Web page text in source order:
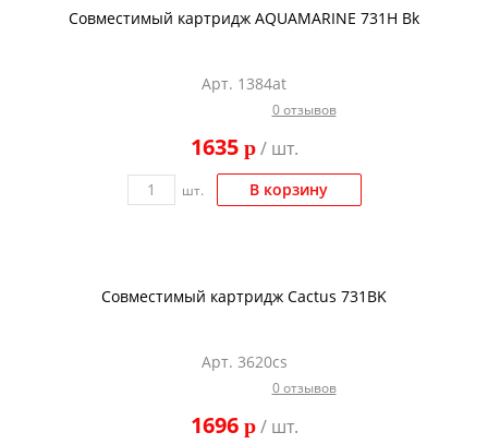
Совместимый картридж AQUAMARINE 731H Bk
Арт. 1384at
0 отзывов
1635 p/ шт.
шт. В корзину
Совместимый картридж Cactus 731BK
Арт. 3620cs
0 отзывов
1696 p/ шт.